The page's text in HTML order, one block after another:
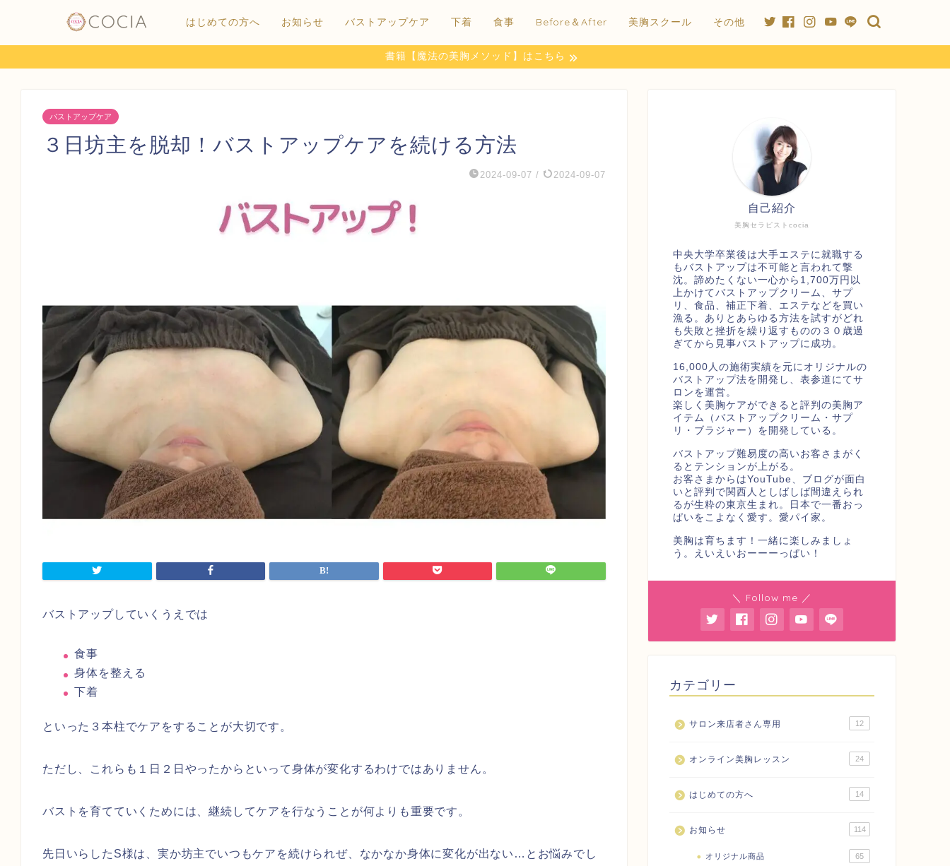
はじめての方へ お知らせ バストアップケア 下着 食事 Before＆After 美胸スクール その他
書籍【魔法の美胸メソッド】はこちら
バストアップケア
３日坊主を脱却！バストアップケアを続ける方法
2024-09-07 / 2024-09-07
バストアップしていくうえでは
食事
身体を整える
下着
といった３本柱でケアをすることが大切です。
ただし、これらも１日２日やったからといって身体が変化するわけではありません。
バストを育てていくためには、継続してケアを行なうことが何よりも重要です。
先日いらしたS様は、実か坊主でいつもケアを続けられぜ、なかなか身体に変化が出ない…とお悩みでし
美胸セラピストcocia
自己紹介
中央大学卒業後は大手エステに就職する
もバストアップは不可能と言われて撃
沈。諦めたくない一心から1,700万円以
上かけてバストアップクリーム、サプ
リ、食品、補正下着、エステなどを買い
漁る。ありとあらゆる方法を試すがどれ
も失敗と挫折を繰り返すものの３０歳過
ぎてから見事バストアップに成功。
16,000人の施術実績を元にオリジナルの
バストアップ法を開発し、表参道にてサ
ロンを運営。
楽しく美胸ケアができると評判の美胸ア
イテム（バストアップクリーム・サプ
リ・ブラジャー）を開発している。
バストアップ難易度の高いお客さまがく
るとテンションが上がる。
お客さまからはYouTube、ブログが面白
いと評判で関西人としばしば間違えられ
るが生粋の東京生まれ。日本で一番おっ
ぱいをこよなく愛す。愛パイ家。
美胸は育ちます！一緒に楽しみましょ
う。えいえいおーーーっぱい！
＼ Follow me ／
カテゴリー
サロン来店者さん専用 12
オンライン美胸レッスン 24
はじめての方へ 14
お知らせ 114
オリジナル商品
65